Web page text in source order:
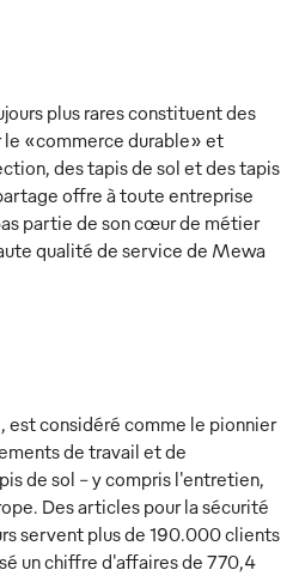
plus rares constituent des
le «commerce durable» et
des tapis de sol et des tapis
offre à toute entreprise
partie de son cœur de métier
qualité de service de Mewa
considéré comme le pionnier
de travail et de
de sol – y compris l'entretien,
Des articles pour la sécurité
servent plus de 190.000 clients
un chiffre d'affaires de 770,4